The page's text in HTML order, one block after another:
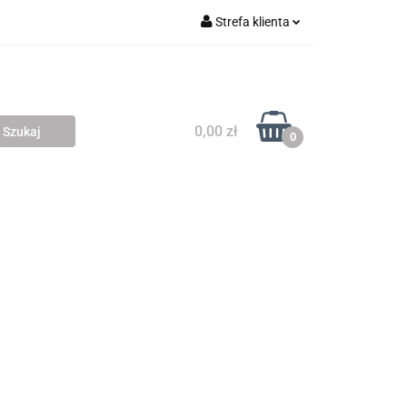
Strefa klienta
Dodaj zgłoszenie
0,00 zł 0